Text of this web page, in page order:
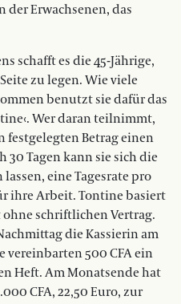
der Erwachsenen, das
schafft es die 45-Jährige,
zu legen. Wie viele
benutzt sie dafür das
Wer daran teilnimmt,
Betrag einen
30 Tagen kann sie sich die
eine Tagesrate pro
ihre Arbeit. Tontine basiert
schriftlichen Vertrag.
die Kassierin am
500 CFA ein
Heft. Am Monatsende hat
CFA, 22,50 Euro, zur